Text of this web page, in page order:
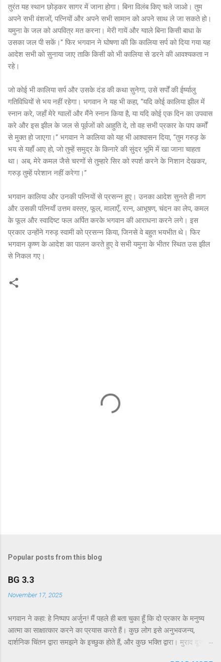
तुरंत यह स्थान छोड़कर सागर में जाना होगा। बिना विलंब किए चले जाओ। तुम
अपने सभी वंशजों, पत्नियों और अपने सभी सामान को अपने साथ ले जा सकते हो।
यमुना के जल को अपवित्र मत करना। मेरी गायें और ग्वाले बिना किसी बाधा के
उसका जल पी सकें।” फिर भगवान ने घोषणा की कि कालिया सर्प को दिया गया यह
आदेश सभी को सुनाया जाए ताकि किसी को भी कालिया से डरने की आवश्यकता न
रहे।
जो कोई भी कालिया सर्प और उसके दंड की कथा सुनेगा, उसे सर्पों की ईर्ष्यालु
गतिविधियों से भय नहीं रहेगा। भगवान ने यह भी कहा, “यदि कोई कालिया झील में
स्नान करे, जहाँ मेरे ग्वालों और मैंने स्नान किया है, या यदि कोई एक दिन का उपवास
करे और इस झील के जल से पूर्वजों को आहुति दे, तो वह सभी प्रकार के पाप कर्मों
से मुक्त हो जाएगा।” भगवान ने कालिया को यह भी आश्वासन दिया, “तुम गरुड़ के
भय से यहाँ आए हो, जो तुम्हें समुद्र के किनारे की सुंदर भूमि में खा जाना चाहता
था। अब, मेरे कमल जैसे चरणों से तुम्हारे सिर को स्पर्श करने के निशान देखकर,
गरुड़ तुम्हें परेशान नहीं करेगा।”
भगवान कालिया और उनकी पत्नियों से प्रसन्न हुए। उनका आदेश सुनते ही नाग
और उसकी पत्नियाँ उत्तम वस्त्र, फूल, मालाएँ, रत्न, आभूषण, चंदन का लेप, कमल
के फूल और स्वादिष्ट फल अर्पित करके भगवान की आराधना करने लगे। इस
प्रकार उन्होंने गरुड़ स्वामी को प्रसन्न किया, जिनसे वे बहुत भयभीत थे। फिर
भगवान कृष्ण के आदेश का पालन करते हुए वे सभी यमुना के भीतर स्थित उस झील
से निकल गए।
Popular posts from this blog
BG 3.3
November 17, 2025
भगवान ने कहा: हे निष्पाप अर्जुन! मैं पहले ही बता चुका हूँ कि दो प्रकार के मनुष्य
आत्मा का साक्षात्कार करने का प्रयास करते हैं। कुछ लोग इसे अनुभवजन्य,
दार्शनिक चिंतन द्वारा समझने के इच्छुक होते हैं, और कुछ भक्ति द्वारा। मुराद दूसरे